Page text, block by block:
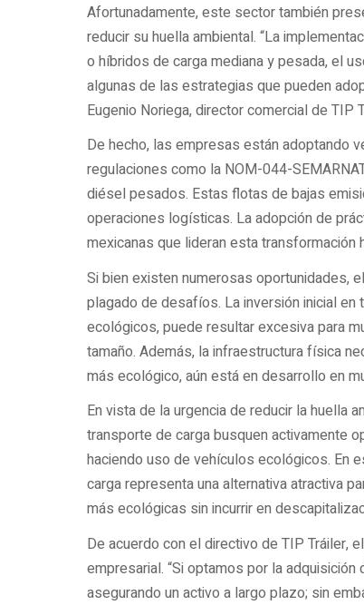
Afortunadamente, este sector también
reducir su huella ambiental. “La
o híbridos de carga mediana y pesada, el
algunas de las estrategias que pueden
Eugenio Noriega, director comercial de TIP
De hecho, las empresas están adoptando
regulaciones como la NOM-044-
diésel pesados. Estas flotas de bajas
operaciones logísticas. La adopción de
mexicanas que lideran esta
Si bien existen numerosas oportunidades,
plagado de desafíos. La inversión inicial
ecológicos, puede resultar excesiva para
tamaño. Además, la infraestructura física
más ecológico, aún está en desarrollo en
En vista de la urgencia de reducir la huella
transporte de carga busquen activamente
haciendo uso de vehículos ecológicos. En
carga representa una alternativa atractiva
más ecológicas sin incurrir en
De acuerdo con el directivo de TIP Tráiler,
empresarial. “Si optamos por la
asegurando un activo a largo plazo; sin